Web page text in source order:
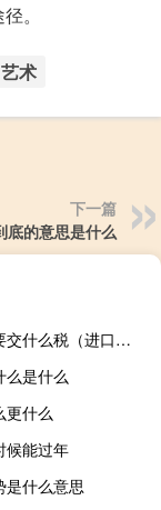
。
艺术
下一篇
底的意思是什么
进口货物要交什么税（进口货物）
么是什么
更什么
候能过年
是什么意思